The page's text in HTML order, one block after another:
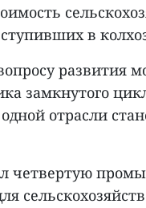
в
развития
замкнутого
отрасли
четвертую